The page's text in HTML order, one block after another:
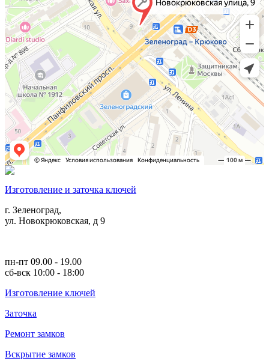
Изготовление и заточка ключей
г. Зеленоград,
ул. Новокрюковская, д 9
пн-пт 09.00 - 19.00
сб-вск 10:00 - 18:00
Изготовление ключей
Заточка
Ремонт замков
Вскрытие замков